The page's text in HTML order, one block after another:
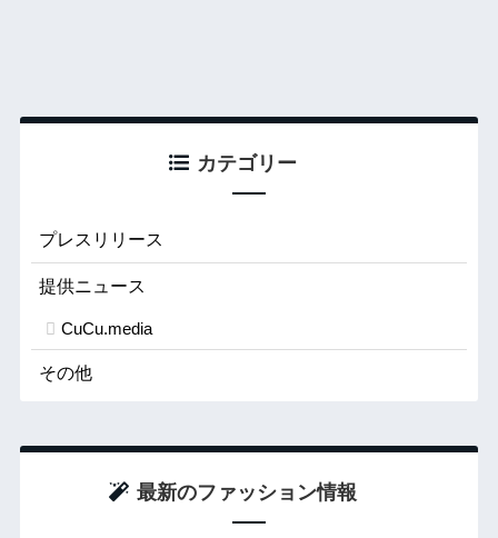
カテゴリー
プレスリリース
提供ニュース
CuCu.media
その他
最新のファッション情報